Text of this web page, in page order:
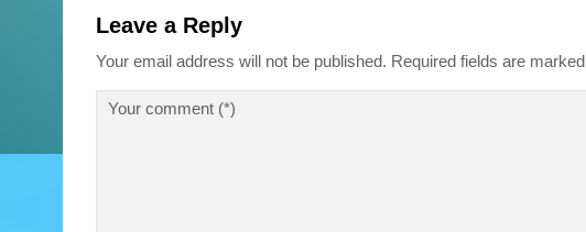
Leave a Reply
Your email address will not be published. Required fields are marked